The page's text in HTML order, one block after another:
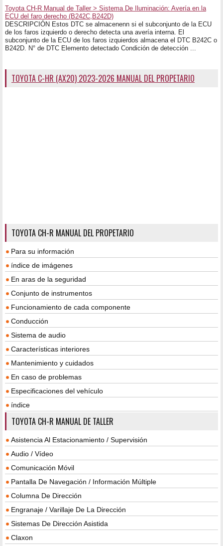
Toyota CH-R Manual de Taller > Sistema De Iluminación: Avería en la
ECU del faro derecho (B242C,B242D)
DESCRIPCIÓN Estos DTC se almacenenn si el subconjunto de la ECU
de los faros izquierdo o derecho detecta una avería interna. El
subconjunto de la ECU de los faros izquierdos almacena el DTC B242C o
B242D. N° de DTC Elemento detectado Condición de detección ...
TOYOTA C-HR (AX20) 2023-2026 MANUAL DEL PROPETARIO
TOYOTA CH-R MANUAL DEL PROPETARIO
Para su información
índice de imágenes
En aras de la seguridad
Conjunto de instrumentos
Funcionamiento de cada componente
Conducción
Sistema de audio
Características interiores
Mantenimiento y cuidados
En caso de problemas
Especificaciones del vehículo
índice
TOYOTA CH-R MANUAL DE TALLER
Asistencia Al Estacionamiento / Supervisión
Audio / Vídeo
Comunicación Móvil
Pantalla De Navegación / Información Múltiple
Columna De Dirección
Engranaje / Varillaje De La Dirección
Sistemas De Dirección Asistida
Claxon